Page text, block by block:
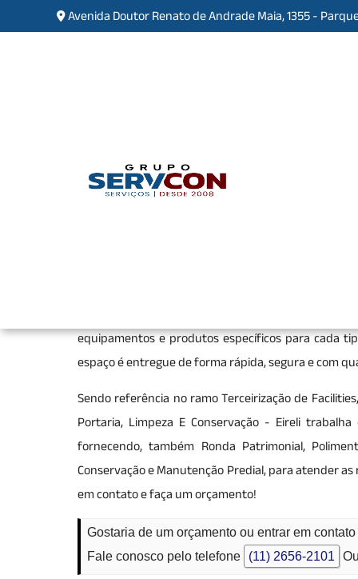
Avenida Doutor Renato de Andrade Maia, 1355 -
Home»Informações»Empresa de Limpeza
reformas ou construções, deixando o ambiente
janelas, paredes e superfícies. A terceirização
equipamentos e produtos específicos para cada
espaço é entregue de forma rápida, segura e com
Sendo referência no ramo Terceirização de
Portaria, Limpeza E Conservação - Eireli
fornecendo, também Ronda Patrimonial,
Conservação e Manutenção Predial, para atender
em contato e faça um orçamento!
Gostaria de um orçamento ou entrar em
Fale conosco pelo telefone
(11) 2656-2101